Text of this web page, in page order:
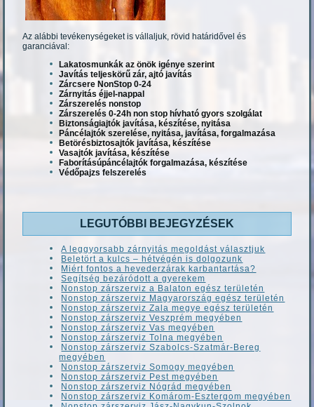
Az alábbi tevékenységeket is vállaljuk, rövid határidővel és
garanciával:
Lakatosmunkák az önök igénye szerint
Javítás teljeskörű zár, ajtó javítás
Zárcsere NonStop 0-24
Zárnyitás éjjel-nappal
Zárszerelés nonstop
Zárszerelés 0-24h non stop hívható gyors szolgálat
Biztonságiajtók javítása, készítése, nyitása
Páncélajtók szerelése, nyitása, javítása, forgalmazása
Betörésbiztosajtók javítása, készítése
Vasajtók javítása, készítése
Faborításúpáncélajtók forgalmazása, készítése
Védőpajzs felszerelés
LEGUTÓBBI BEJEGYZÉSEK
A leggyorsabb zárnyitás megoldást választjuk
Beletört a kulcs – hétvégén is dolgozunk
Miért fontos a hevederzárak karbantartása?
Segítség bezáródott a gyerekem
Nonstop zárszerviz a Balaton egész területén
Nonstop zárszerviz Magyarország egész területén
Nonstop zárszerviz Zala megye egész területén
Nonstop zárszerviz Veszprém megyében
Nonstop zárszerviz Vas megyében
Nonstop zárszerviz Tolna megyében
Nonstop zárszerviz Szabolcs-Szatmár-Bereg
megyében
Nonstop zárszerviz Somogy megyében
Nonstop zárszerviz Pest megyében
Nonstop zárszerviz Nógrád megyében
Nonstop zárszerviz Komárom-Esztergom megyében